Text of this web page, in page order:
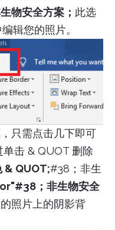
物安全方案； 此选
辑您的照片。
只需点击几下即可
击 & QUOT 删除
& QUOT;#38；非生
；非生物安全
照片上的阴影背